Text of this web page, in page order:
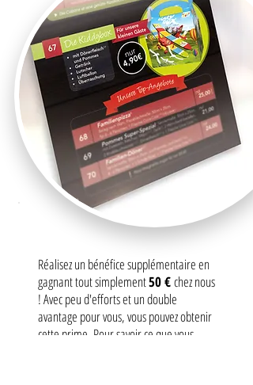
Réalisez un bénéfice supplémentaire en
gagnant tout simplement50 €chez nous
! Avec peu d'efforts et un double
avantage pour vous, vous pouvez obtenir
cette prime. Pour savoir ce que vous